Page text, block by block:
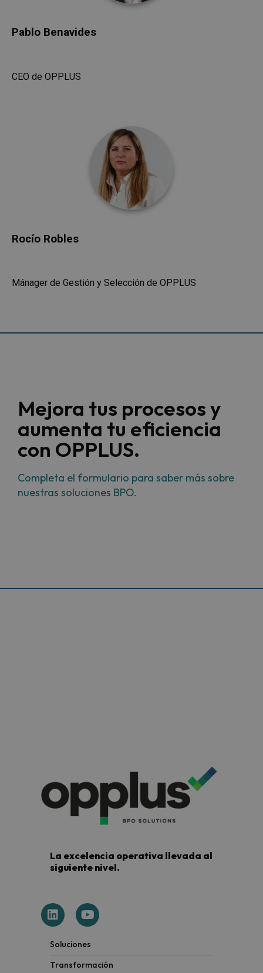
Pablo Benavides
CEO de OPPLUS
Rocío Robles
Mánager de Gestión y Selección de OPPLUS
Mejora tus procesos y
aumenta tu eficiencia
con OPPLUS.
Completa el formulario para saber más sobre
nuestras soluciones BPO.
La excelencia operativa llevada al
siguiente nivel.
Soluciones
Transformación